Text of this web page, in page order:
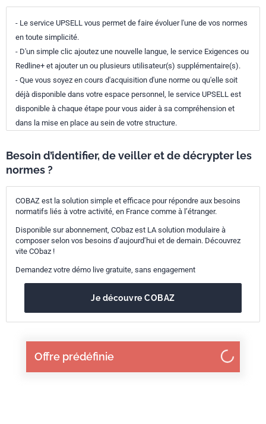
Offre prédéfinie
- Le service UPSELL vous permet de faire évoluer l'une de vos normes
en toute simplicité.
- D'un simple clic ajoutez une nouvelle langue, le service Exigences ou
Redline+ et ajouter un ou plusieurs utilisateur(s) supplémentaire(s).
- Que vous soyez en cours d'acquisition d'une norme ou qu'elle soit
déjà disponible dans votre espace personnel, le service UPSELL est
disponible à chaque étape pour vous aider à sa compréhension et
dans la mise en place au sein de votre structure.
Besoin d’identifier, de veiller et de décrypter les
normes ?
COBAZ est la solution simple et efficace pour répondre aux besoins
normatifs liés à votre activité, en France comme à l’étranger.
Disponible sur abonnement, CObaz est LA solution modulaire à
composer selon vos besoins d’aujourd’hui et de demain. Découvrez
vite CObaz !
Demandez votre démo live gratuite, sans engagement
Je découvre COBAZ